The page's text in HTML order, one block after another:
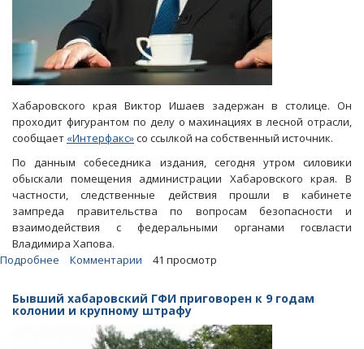
Хабаровского края Виктор Ишаев задержан в столице. Он
проходит фигурантом по делу о махинациях в лесной отрасли,
сообщает «Интерфакс»со ссылкой на собственный источник.
По данным собеседника издания, сегодня утром силовики
обыскали помещения администрации Хабаровского края. В
частности, следственные действия прошли в кабинете
зампреда правительства по вопросам безопасности и
взаимодействия с федеральными органами госвласти
Владимира Хапова.
Подробнее
Москве
задержан
бывший
губернатор
Комментарии 41 просмотр
Бывший хабаровский ГФИ приговорен к 9 годам
колонии и крупному штрафу